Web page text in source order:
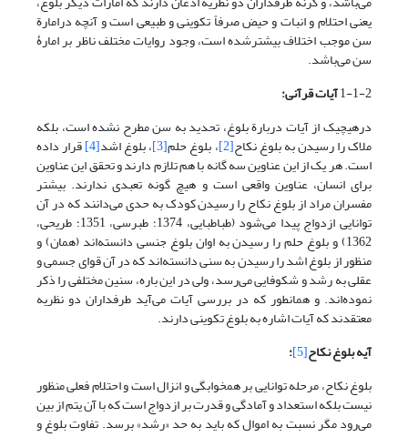
یعنی احتلام و انبات و حیض صرفاً تکوینی و طبیعی است و آنچه درامارة
سن موجب اختلاف بیشترشده است، وجود روایات مختلف ناظر بر امارۀ
سن می‌باشد.
1-1-2آیات قرآنی:
درهیچیک از آیات دربارة بلوغ، تحدید به سن مطرح نشده است، بلکه
ملاک را رسیدن به بلوغ نکاح[2] ، بلوغ حلم[3] ، بلوغ اشد[4] قرار داده
است. هر یک از این عناوین سه گانه با هم تلازم دارند و تحقق این عناوین
برای انسان، عناوین واقعی است و هیچ گونه تعبدی ندارند. بیشتر
مفسران مراد از بلوغ نکاح را رسیدن کودک به حدی می‌‌دانند که در آن
توانایی ازدواج پیدا می‌شود (طباطبایی، 1374؛ طبرسی، 1351؛ طریحی،
1362) و بلوغ حلم را رسیدن به اوان بلوغ جنسی دانسته‌اند (همان) و
منظور از بلوغ اشد را رسیدن به سنی دانسته‌اند که در آن قوای جسمی‌‌ و
عقلی به رشد و شکوفایی می‌‌رسد، ولی در این باره، سنین مختلفی را ذکر
نموده‌اند. و همانطور که در بررسی آیات می‌‌آید طرفداران دو نظریه
معتقدند که آیات اشاره به بلوغ تکوینی دارند.
آیه بلوغ نکاح[5]
:
بلوغ نکاح، مرحله توانایی بر همخوابگی و انزال است و احتلام فعلی منظور
نیست بلکه استعداد و آمادگی و قدرت بر ازدواج است که با آن یتم از بین
می‌رود مگر نسبت به اموال که باید به حد «رشد» برسد. تفاوت بلوغ و